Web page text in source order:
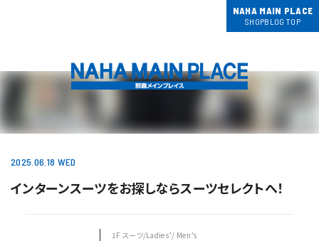
NAHA MAIN PLACE
SHOPBLOG TOP
2025.06.18 WED
インターンスーツをお探しならスーツセレクトへ！
1F スーツ/Ladies’/ Men’s